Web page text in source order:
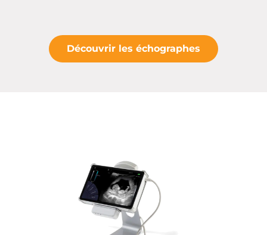
Découvrir les échographes